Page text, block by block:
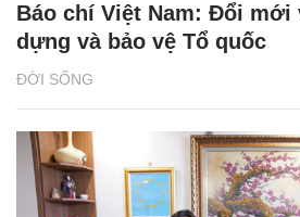
ĐỜI SỐNG
Báo chí Việt Nam: Đổi
dựng và bảo vệ Tổ quốc